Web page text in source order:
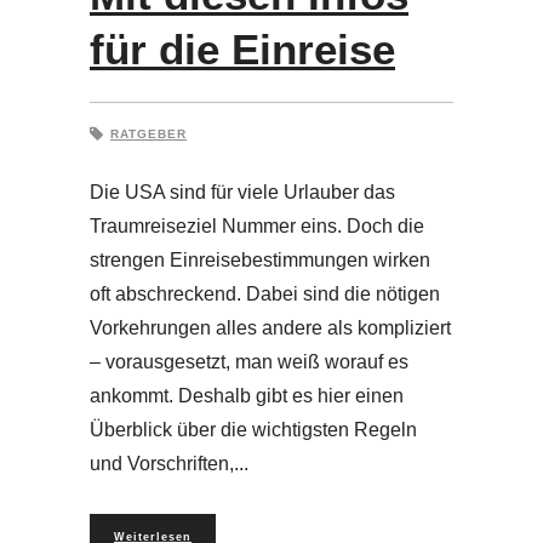
für die Einreise
RATGEBER
Die USA sind für viele Urlauber das
Traumreiseziel Nummer eins. Doch die
strengen Einreisebestimmungen wirken
oft abschreckend. Dabei sind die nötigen
Vorkehrungen alles andere als kompliziert
– vorausgesetzt, man weiß worauf es
ankommt. Deshalb gibt es hier einen
Überblick über die wichtigsten Regeln
und Vorschriften,
Weiterlesen